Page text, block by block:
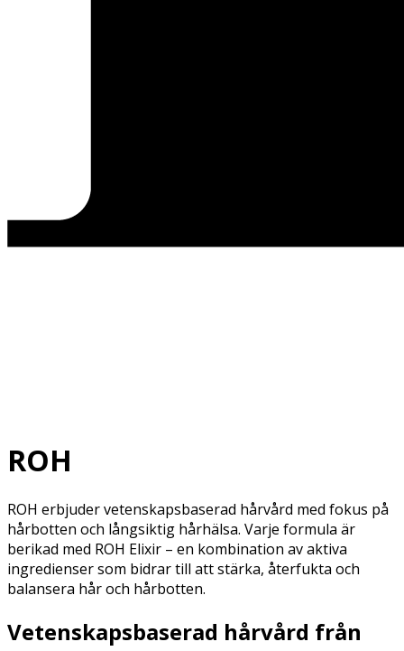
ROH
ROH erbjuder vetenskapsbaserad hårvård med fokus på
hårbotten och långsiktig hårhälsa. Varje formula är
berikad med ROH Elixir – en kombination av aktiva
ingredienser som bidrar till att stärka, återfukta och
balansera hår och hårbotten.
Vetenskapsbaserad hårvård från